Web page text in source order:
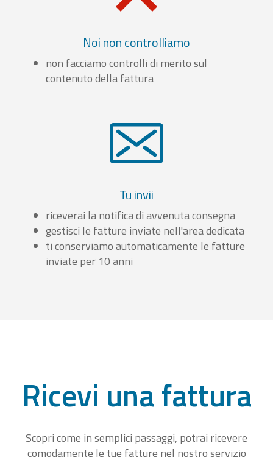
Noi non controlliamo
non facciamo controlli di merito sul
contenuto della fattura
Tu invii
riceverai la notifica di avvenuta consegna
gestisci le fatture inviate nell'area dedicata
ti conserviamo automaticamente le fatture
inviate per 10 anni
Ricevi una fattura
Scopri come in semplici passaggi, potrai ricevere
comodamente le tue fatture nel nostro servizio